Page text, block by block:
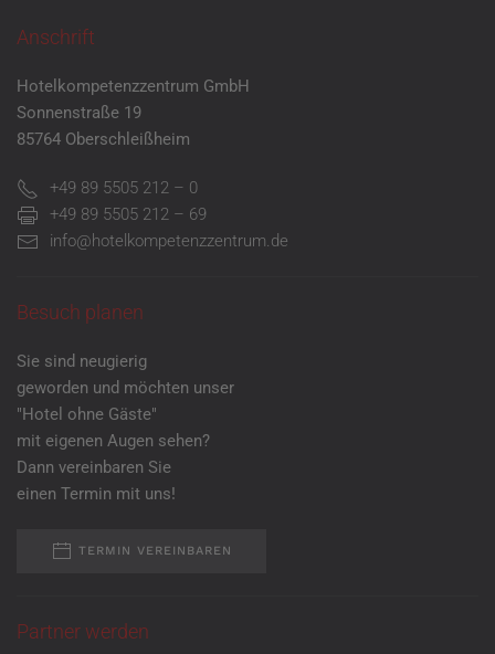
Anschrift
Hotelkompetenzzentrum GmbH
Sonnenstraße 19
85764 Oberschleißheim
+49 89 5505 212 – 0
+49 89 5505 212 – 69
info@hotelkompetenzzentrum.de
Besuch planen
Sie sind neugierig
geworden und möchten unser
"Hotel ohne Gäste"
mit eigenen Augen sehen?
Dann vereinbaren Sie
einen Termin mit uns!
TERMIN VEREINBAREN
Partner werden